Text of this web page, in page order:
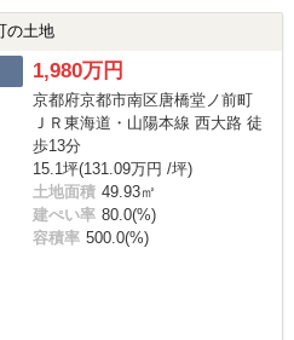
の土地
1,980万円
京都府京都市南区唐橋堂ノ前町
ＪＲ東海道・山陽本線 西大路 徒
歩13分
15.1坪(131.09万円 /坪)
土地面積 49.93㎡
建ぺい率 80.0(%)
容積率 500.0(%)